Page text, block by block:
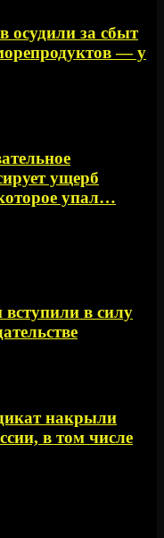
осудили за сбыт
— у
ущерб
упал…
вступили в силу
накрыли
в том числе